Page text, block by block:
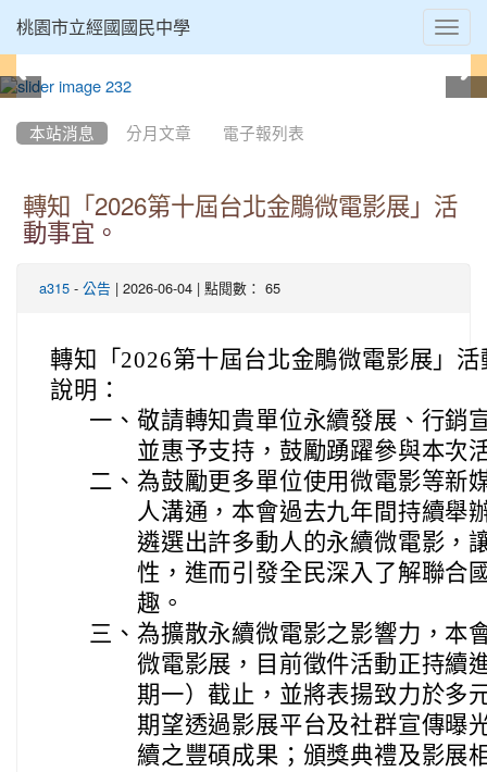
桃園市立經國國民中學
本站消息 分月文章 電子報列表
轉知「2026第十屆台北金鵰微電影展」活
動事宜。
a315 - 公告 | 2026-06-04 | 點閱數： 65
轉知「2026第十屆台北金鵰微電影展」
說明：
一、 敬請轉知貴單位永續發展、行銷
並惠予支持，鼓勵踴躍參與本次
二、 為鼓勵更多單位使用微電影等新
人溝通，本會過去九年間持續舉
遴選出許多動人的永續微電影，
性，進而引發全民深入了解聯合
趣。
三、 為擴散永續微電影之影響力，本
微電影展，目前徵件活動正持續
期一）截止，並將表揚致力於多
期望透過影展平台及社群宣傳曝
續之豐碩成果；頒獎典禮及影展